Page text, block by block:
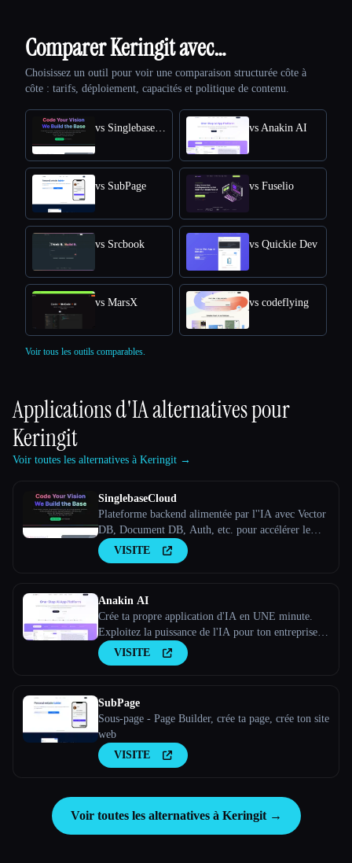
Comparer Keringit avec…
Choisissez un outil pour voir une comparaison structurée côte à
côte : tarifs, déploiement, capacités et politique de contenu.
vs SinglebaseCloud vs Anakin AI
vs SubPage vs Fuselio
vs Srcbook vs Quickie Dev
vs MarsX vs codeflying
Voir tous les outils comparables.
Applications d'IA alternatives pour
Keringit
Voir toutes les alternatives à Keringit →
SinglebaseCloud
Plateforme backend alimentée par l''IA avec Vector
DB, Document DB, Auth, etc. pour accélérer le
développement des applications.
VISITE
Anakin AI
Crée ta propre application d'IA en UNE minute.
Exploitez la puissance de l'IA pour ton entreprise.
Notre créateur d'applications d'IA sans code te
permet de créer des applications d'IA uniques et
VISITE
SubPage
Sous-page - Page Builder, crée ta page, crée ton site
web
VISITE
Voir toutes les alternatives à Keringit →